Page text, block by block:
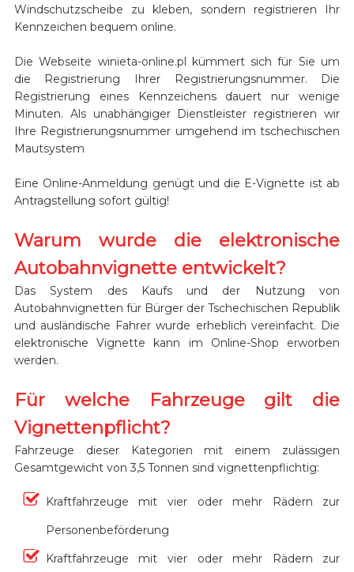
Windschutzscheibe zu kleben, sondern registrieren Ihr
Kennzeichen bequem online.
Die Webseite winieta-online.pl kümmert sich für Sie um
die Registrierung Ihrer Registrierungsnummer. Die
Registrierung eines Kennzeichens dauert nur wenige
Minuten. Als unabhängiger Dienstleister registrieren wir
Ihre Registrierungsnummer umgehend im tschechischen
Mautsystem
Eine Online-Anmeldung genügt und die E-Vignette ist ab
Antragstellung sofort gültig!
Warum wurde die elektronische
Autobahnvignette entwickelt?
Das System des Kaufs und der Nutzung von
Autobahnvignetten für Bürger der Tschechischen Republik
und ausländische Fahrer wurde erheblich vereinfacht. Die
elektronische Vignette kann im Online-Shop erworben
werden.
Für welche Fahrzeuge gilt die
Vignettenpflicht?
Fahrzeuge dieser Kategorien mit einem zulässigen
Gesamtgewicht von 3,5 Tonnen sind vignettenpflichtig:
Kraftfahrzeuge mit vier oder mehr Rädern zur
Personenbeförderung
Kraftfahrzeuge mit vier oder mehr Rädern zur